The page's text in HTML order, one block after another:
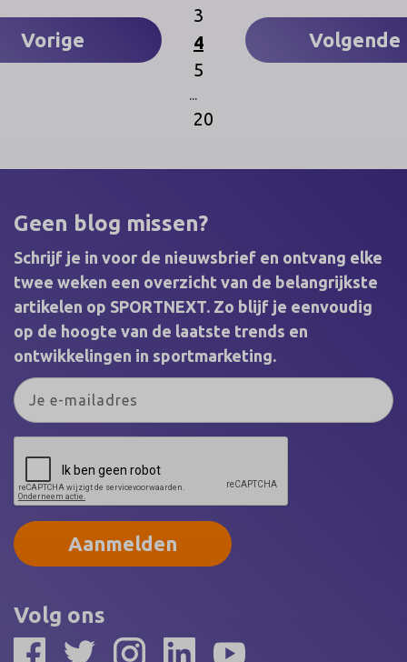
Vorige
3
4
5
...
20
Volgende
Geen blog missen?
Schrijf je in voor de nieuwsbrief en ontvang elke
twee weken een overzicht van de belangrijkste
artikelen op SPORTNEXT. Zo blijf je eenvoudig
op de hoogte van de laatste trends en
ontwikkelingen in sportmarketing.
Aanmelden
Volg ons